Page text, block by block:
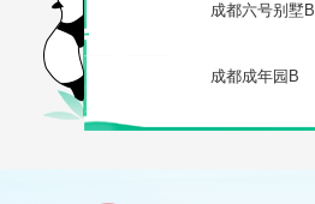
成都六号别墅B
成都成年园B